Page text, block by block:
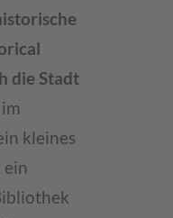
die Stadt
kleines